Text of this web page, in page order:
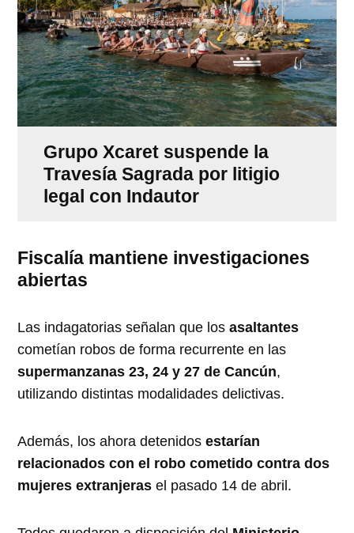
Grupo Xcaret suspende la
Travesía Sagrada por litigio
legal con Indautor
Fiscalía mantiene investigaciones
abiertas
Las indagatorias señalan que losasaltantes
cometían robos de forma recurrente en las
supermanzanas 23, 24 y 27 de Cancún,
utilizando distintas modalidades delictivas.
Además, los ahora detenidos estarían
relacionados con el robo cometido contra dos
mujeres extranjerasel pasado 14 de abril.